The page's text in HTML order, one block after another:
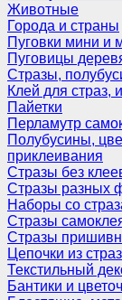
Животные
Города и страны
Пуговки мини и
Пуговицы
Стразы,
Клей для страз,
Пайетки
Перламутр
Полубусины,
приклеивания
Стразы без
Стразы разных
Наборы со
Стразы
Стразы
Цепочки из страз
Текстильный
Бантики и